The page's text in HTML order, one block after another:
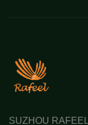
SUZHOU